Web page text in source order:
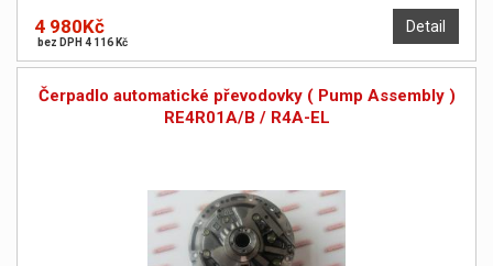
Detail
4 980Kč
bez DPH 4 116 Kč
Čerpadlo automatické převodovky ( Pump Assembly )
RE4R01A/B / R4A-EL